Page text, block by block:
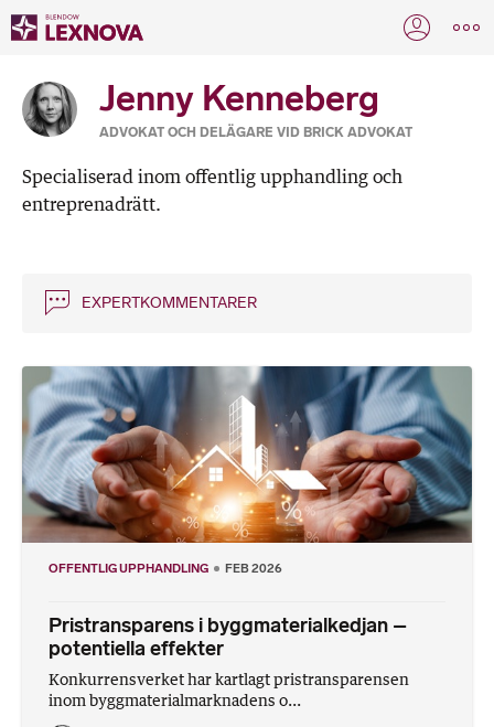
Jenny Kenneberg
ADVOKAT OCH DELÄGARE VID BRICK ADVOKAT
Specialiserad inom offentlig upphandling och
entreprenadrätt.
EXPERTKOMMENTARER
OFFENTLIG UPPHANDLING FEB 2026
Pristransparens i byggmaterialkedjan –
potentiella effekter
Konkurrensverket har kartlagt pristransparensen
inom byggmaterialmarknadens o...